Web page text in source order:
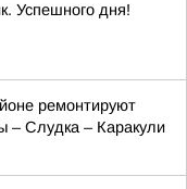
Успешного дня!
ремонтируют
– Слудка – Каракули